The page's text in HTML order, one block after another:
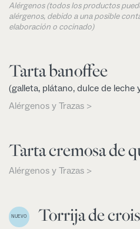
Alérgenos (todos los productos
alérgenos, debido a una posible
elaboración o cocinado)
Tarta banoffee
(galleta, plátano, dulce de leche
Alérgenos y Trazas >
Tarta cremosa de
Alérgenos y Trazas >
NUEVO
Torrija de